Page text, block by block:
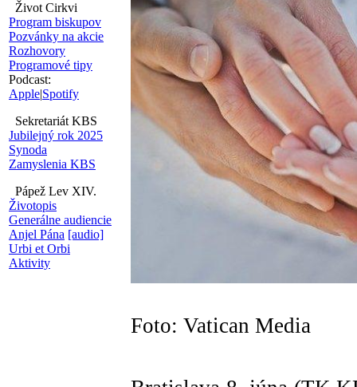
Život Cirkvi
Program biskupov
Pozvánky na akcie
Rozhovory
Programové tipy
Podcast:
Apple|Spotify
Sekretariát KBS
Jubilejný rok 2025
Synoda
Zamyslenia KBS
Pápež Lev XIV.
Životopis
Generálne audiencie
Anjel Pána [audio]
Urbi et Orbi
Aktivity
Foto: Vatican Media